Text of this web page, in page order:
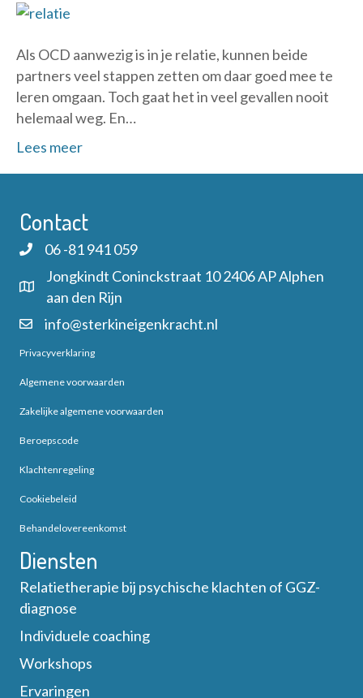
Als OCD aanwezig is in je relatie, kunnen beide
partners veel stappen zetten om daar goed mee te
leren omgaan. Toch gaat het in veel gevallen nooit
helemaal weg. En…
Lees meer
Contact
06 -81 941 059
Jongkindt Coninckstraat 10 2406 AP Alphen
aan den Rijn
info@sterkineigenkracht.nl
Privacyverklaring
Algemene voorwaarden
Zakelijke algemene voorwaarden
Beroepscode
Klachtenregeling
Cookiebeleid
Behandelovereenkomst
Diensten
Relatietherapie bij psychische klachten of GGZ-
diagnose
Individuele coaching
Workshops
Ervaringen